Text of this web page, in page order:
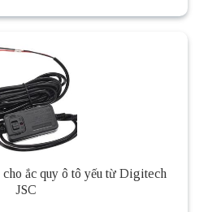
ắc quy ô tô yếu từ Digitech
JSC